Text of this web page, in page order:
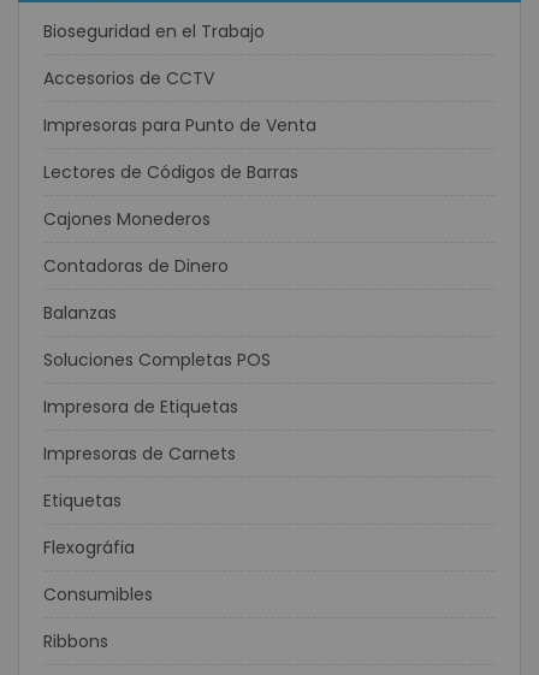
Bioseguridad en el Trabajo
Accesorios de CCTV
Impresoras para Punto de Venta
Lectores de Códigos de Barras
Cajones Monederos
Contadoras de Dinero
Balanzas
Soluciones Completas POS
Impresora de Etiquetas
Impresoras de Carnets
Etiquetas
Flexográfia
Consumibles
Ribbons